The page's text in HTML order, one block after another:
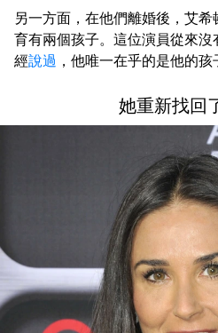
另一方面，在他們離婚後，艾希
育有兩個孩子。這位演員從來
經說過 ，他唯一在乎的是他的孩
她重新找回